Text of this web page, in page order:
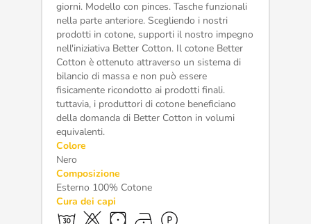
giorni. Modello con pinces. Tasche funzionali
nella parte anteriore. Scegliendo i nostri
prodotti in cotone, supporti il nostro impegno
nell'iniziativa Better Cotton. Il cotone Better
Cotton è ottenuto attraverso un sistema di
bilancio di massa e non può essere
fisicamente ricondotto ai prodotti finali.
tuttavia, i produttori di cotone beneficiano
della domanda di Better Cotton in volumi
equivalenti.
Colore
Nero
Composizione
Esterno 100% Cotone
Cura dei capi